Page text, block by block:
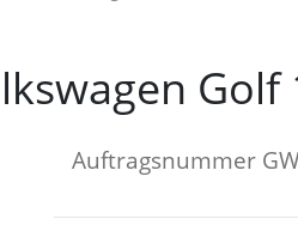
Golf
Auftragsnummer